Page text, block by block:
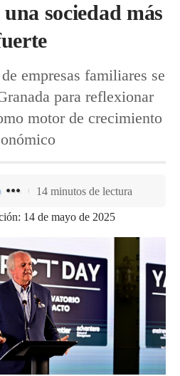
sociedad más
empresas familiares se
para reflexionar
motor de crecimiento
14 de mayo de 2025
14 minutos de lectura